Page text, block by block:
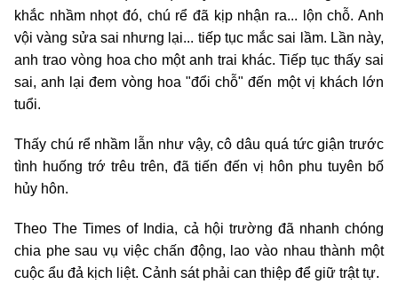
khắc nhầm nhọt đó, chú rể đã kịp nhận ra... lộn chỗ. Anh
vội vàng sửa sai nhưng lại... tiếp tục mắc sai lầm. Lần này,
anh trao vòng hoa cho một anh trai khác. Tiếp tục thấy sai
sai, anh lại đem vòng hoa "đổi chỗ" đến một vị khách lớn
tuổi.
Thấy chú rể nhầm lẫn như vậy, cô dâu quá tức giận trước
tình huống trớ trêu trên, đã tiến đến vị hôn phu tuyên bố
hủy hôn.
Theo The Times of India, cả hội trường đã nhanh chóng
chia phe sau vụ việc chấn động, lao vào nhau thành một
cuộc ẩu đả kịch liệt. Cảnh sát phải can thiệp để giữ trật tự.